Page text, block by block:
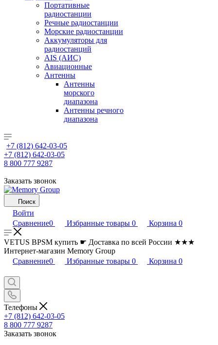
Портативные
радиостанции
Речные радиостанции
Морские радиостанции
Аккумуляторы для
радиостанций
AIS (АИС)
Авиационные
Антенны
Антенны
морского
диапазона
Антенны речного
диапазона
+7 (812) 642-03-05
+7 (812) 642-03-05
8 800 777 9287
Заказать звонок
Поиск
Войти
Сравнение0 Избранные товары 0 Корзина 0
VETUS BPSM купить ☛ Доставка по всей России ★★★
Интернет-магазин Memory Group
Сравнение0 Избранные товары 0 Корзина 0
Телефоны
+7 (812) 642-03-05
8 800 777 9287
Заказать звонок